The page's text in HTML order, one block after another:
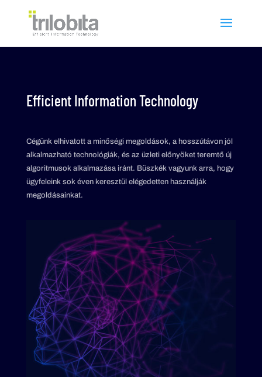
Efficient Information Technology
Cégünk elhivatott a minőségi megoldások, a hosszútávon jól
alkalmazható technológiák, és az üzleti előnyöket teremtő új
algoritmusok alkalmazása iránt. Büszkék vagyunk arra, hogy
ügyfeleink sok éven keresztül elégedetten használják
megoldásainkat.